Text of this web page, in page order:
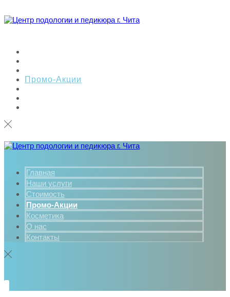
Промо-Акции
Главная
Наши услуги
Стоимость
Промо-Акции
Косметика
О нас
Контакты